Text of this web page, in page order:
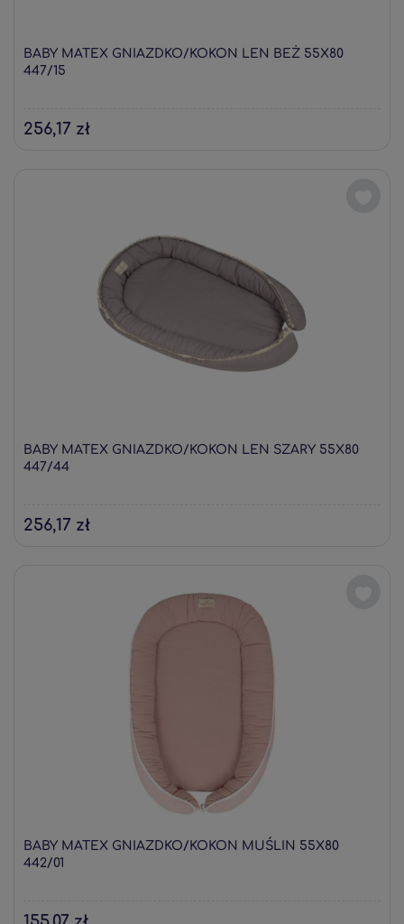
BABY MATEX GNIAZDKO/KOKON LEN BEŻ 55X80
447/15
256,17 zł
BABY MATEX GNIAZDKO/KOKON LEN SZARY 55X80
447/44
256,17 zł
BABY MATEX GNIAZDKO/KOKON MUŚLIN 55X80
442/01